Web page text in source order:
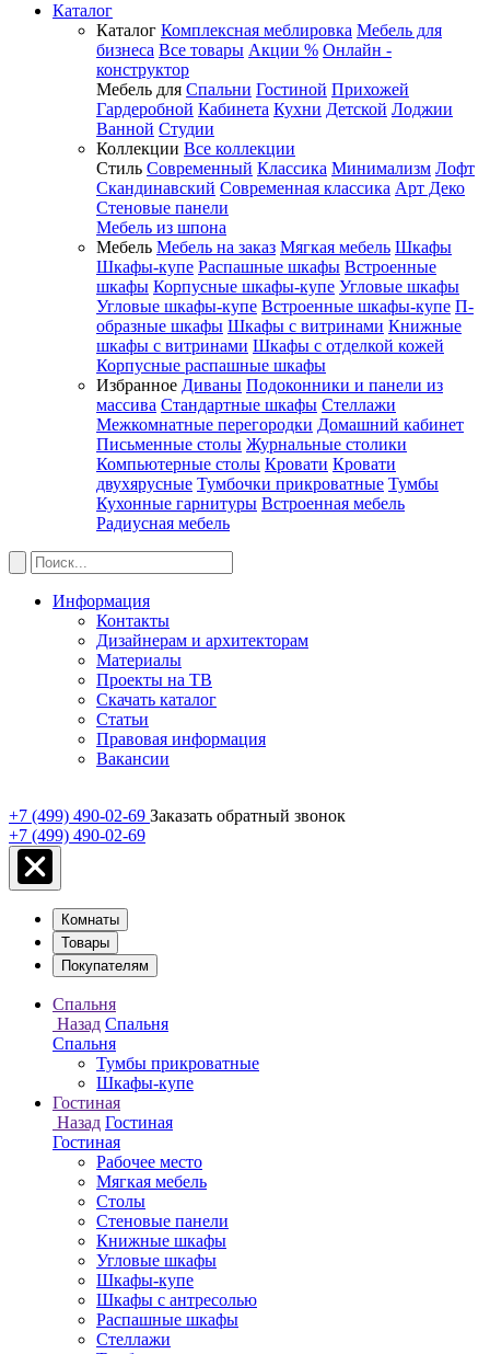
Каталог
Каталог Комплексная меблировка Мебель для
бизнеса Все товары Акции % Онлайн -
конструктор
Мебель для Спальни Гостиной Прихожей
Гардеробной Кабинета Кухни Детской Лоджии
Ванной Студии
Коллекции Все коллекции
Стиль Современный Классика Минимализм Лофт
Скандинавский Современная классика Арт Деко
Стеновые панели
Мебель из шпона
Мебель Мебель на заказ Мягкая мебель Шкафы
Шкафы-купе Распашные шкафы Встроенные
шкафы Корпусные шкафы-купе Угловые шкафы
Угловые шкафы-купе Встроенные шкафы-купе П-
образные шкафы Шкафы с витринами Книжные
шкафы с витринами Шкафы c отделкой кожей
Корпусные распашные шкафы
Избранное Диваны Подоконники и панели из
массива Стандартные шкафы Стеллажи
Межкомнатные перегородки Домашний кабинет
Письменные столы Журнальные столики
Компьютерные столы Кровати Кровати
двухярусные Тумбочки прикроватные Тумбы
Кухонные гарнитуры Встроенная мебель
Радиусная мебель
Информация
Контакты
Дизайнерам и архитекторам
Материалы
Проекты на ТВ
Скачать каталог
Статьи
Правовая информация
Вакансии
+7 (499) 490-02-69 Заказать обратный звонок
+7 (499) 490-02-69